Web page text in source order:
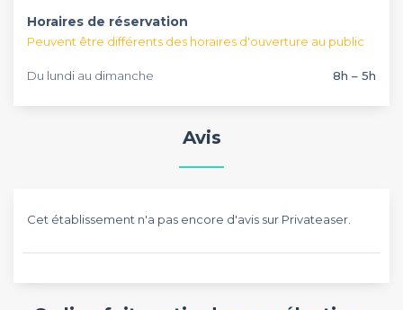
Horaires de réservation
Peuvent être différents des horaires d'ouverture au public
Du lundi au dimanche 8h – 5h
Avis
Cet établissement n'a pas encore d'avis sur Privateaser.